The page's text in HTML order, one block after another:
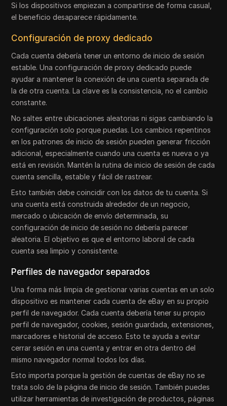
Si los dispositivos empiezan a compartirse de forma casual,
el beneficio desaparece rápidamente.
Configuración de proxy dedicado
Cada cuenta debería tener un entorno de inicio de sesión
estable. Una configuración de proxy dedicado puede
ayudar a mantener la conexión de una cuenta separada de
la de otra cuenta. La clave es la consistencia, no el cambio
constante.
No saltes entre ubicaciones aleatorias ni sigas cambiando la
configuración solo porque puedas. Los cambios repentinos
en los patrones de inicio de sesión pueden generar fricción
adicional, especialmente cuando una cuenta es nueva o ya
está en revisión. Mantén la rutina de inicio de sesión de cada
cuenta sencilla, estable y fácil de rastrear.
Esto también debe coincidir con los datos de tu cuenta. Si
una cuenta está construida alrededor de un negocio,
mercado o ubicación de envío determinada, su
configuración de inicio de sesión no debería parecer
aleatoria. El objetivo es que el entorno laboral de cada
cuenta sea limpio y consistente.
Perfiles de navegador separados
Una forma más limpia de gestionar varias cuentas en un solo
dispositivo es mantener cada cuenta de eBay en su propio
perfil de navegador. Cada cuenta debería tener su propio
perfil de navegador, cookies, sesión guardada, extensiones,
marcadores e historial de acceso. Esto te ayuda a evitar
cerrar sesión en una cuenta y entrar en otra dentro del
mismo navegador normal todos los días.
Esto importa porque la gestión de cuentas de eBay no se
trata solo de la página de inicio de sesión. También puedes
utilizar herramientas de investigación de productos, páginas